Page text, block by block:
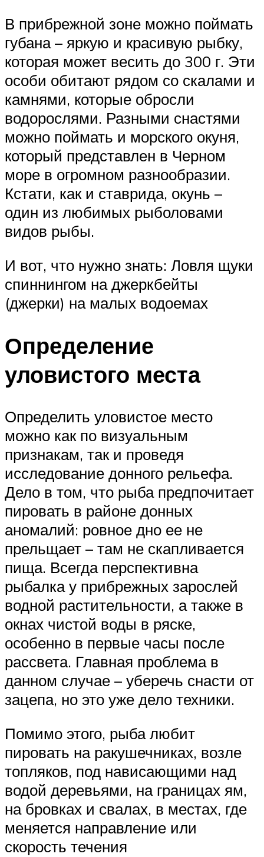
В прибрежной зоне можно поймать
губана – яркую и красивую рыбку,
которая может весить до 300 г. Эти
особи обитают рядом со скалами и
камнями, которые обросли
водорослями. Разными снастями
можно поймать и морского окуня,
который представлен в Черном
море в огромном разнообразии.
Кстати, как и ставрида, окунь –
один из любимых рыболовами
видов рыбы.
И вот, что нужно знать: Ловля щуки
спиннингом на джеркбейты
(джерки) на малых водоемах
Определение
уловистого места
Определить уловистое место
можно как по визуальным
признакам, так и проведя
исследование донного рельефа.
Дело в том, что рыба предпочитает
пировать в районе донных
аномалий: ровное дно ее не
прельщает – там не скапливается
пища. Всегда перспективна
рыбалка у прибрежных зарослей
водной растительности, а также в
окнах чистой воды в ряске,
особенно в первые часы после
рассвета. Главная проблема в
данном случае – уберечь снасти от
зацепа, но это уже дело техники.
Помимо этого, рыба любит
пировать на ракушечниках, возле
топляков, под нависающими над
водой деревьями, на границах ям,
на бровках и свалах, в местах, где
меняется направление или
скорость течения